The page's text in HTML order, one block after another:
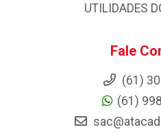
UTILIDADES
Fale
(61)
(61)